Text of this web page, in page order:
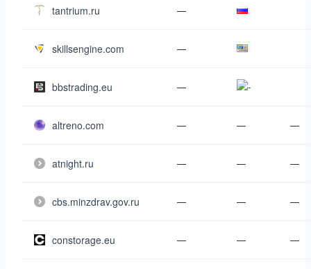
tantrium.ru —
skillsengine.com —
bbstrading.eu —
altreno.com — — —
atnight.ru — — —
cbs.minzdrav.gov.ru — — —
constorage.eu — — —